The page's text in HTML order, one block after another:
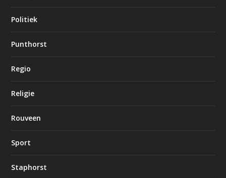
Politiek
Punthorst
Regio
Religie
Rouveen
Sport
Staphorst